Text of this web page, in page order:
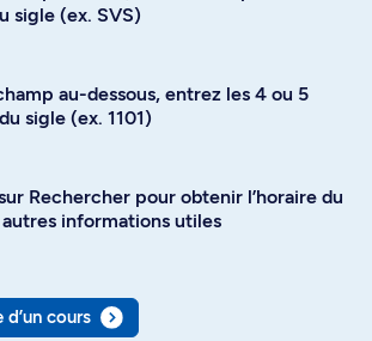
sigle (ex. SVS)
au-dessous, entrez les 4 ou 5
sigle (ex. 1101)
Rechercher pour obtenir l’horaire du
informations utiles
d’un cours